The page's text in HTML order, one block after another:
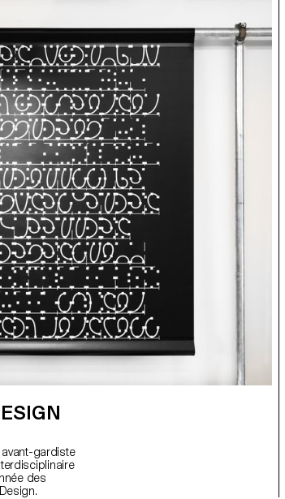
canaux DEDON, y compris un microsite dédié
enrichi d'outils de réalité augmentée. DEDON
Studio a initié la collaboration avec l'ECAL en
lançant un défi aux étudiants du programme
Master in Design for Luxury and Craftsmanship :
Explorer notre relation à la nature à travers le
design d'éclairage, en s'inspirant de la fibre
révolutionnaire de DEDON. Sous la supervision de
la célèbre designer Sabine Marcelis et de Nicolas
Le Moigne, responsable du programme, les
étudiants ont conçu, développé et élaboré
numériquement leurs concepts sur une période
de neuf mois. Les résultats - beaux, séduisants,
réfléchis et engageants - témoignent des
pouvoirs créatifs d'une génération émergente et
de l'attrait durable de la nature pour nous tous.
gardiste
des